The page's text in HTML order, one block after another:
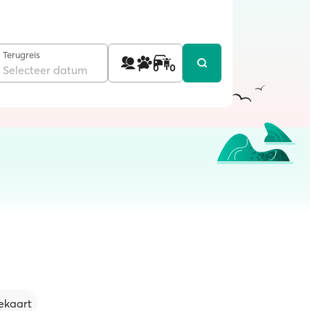
Terugreis
Selecteer datum 1 0 0